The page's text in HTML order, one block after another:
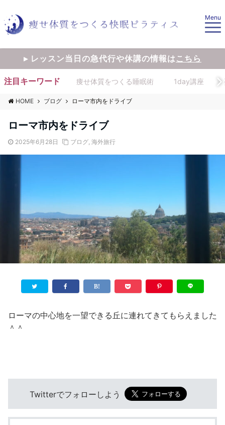
Menu
▸ レッスン当日の急代行や休講の情報はこちら
注目キーワード 痩せ体質をつくる睡眠術 1day講座
HOME ブログ ローマ市内をドライブ
ローマ市内をドライブ
2025年6月28日 ブログ, 海外旅行
ローマの中心地を一望できる丘に連れてきてもらえました
＾＾
Twitterでフォローしよう